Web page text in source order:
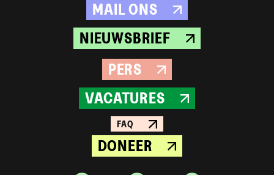
MAIL ONS
NIEUWSBRIEF
PERS
VACATURES
FAQ
DONEER